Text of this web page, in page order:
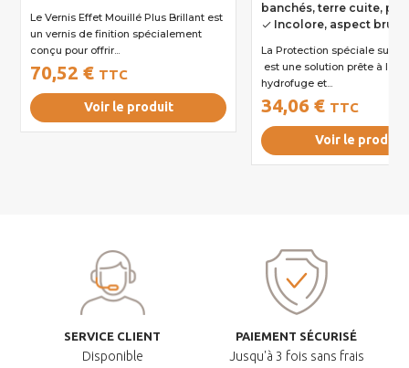
Le Vernis Effet Mouillé Plus Brillant est
un vernis de finition spécialement
conçu pour offrir...
70,52 € TTC
Voir le produit
banchés, terre cuite,
done Incolore, aspect brut
La Protection spéciale support fermé
est une solution prête à
hydrofuge et...
34,06 € TTC
Voir le produit
SERVICE CLIENT
Disponible
PAIEMENT SÉCURISÉ
Jusqu'à 3 fois sans frais